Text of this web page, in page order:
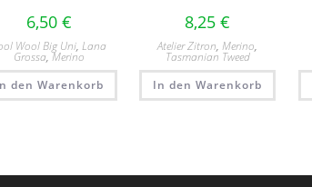
6,50 €
Wool Big Uni,Lana
Grossa,Merino
den Warenkorb
8,25€
Atelier Zitron,Merino,
Tasmanian Tweed
In den Warenkorb